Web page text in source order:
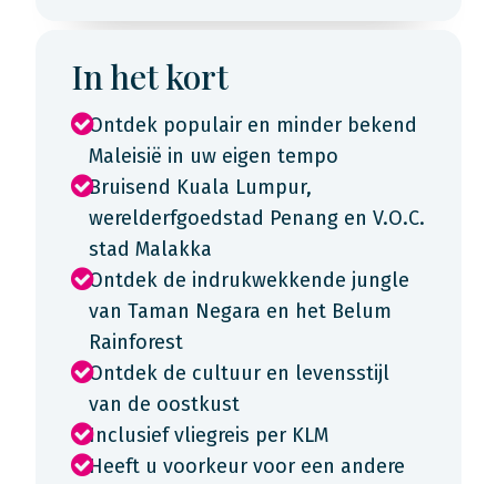
In het kort
Ontdek populair en minder bekend
Maleisië in uw eigen tempo
Bruisend Kuala Lumpur,
werelderfgoedstad Penang en V.O.C.
stad Malakka
Ontdek de indrukwekkende jungle
van Taman Negara en het Belum
Rainforest
Ontdek de cultuur en levensstijl
van de oostkust
Inclusief vliegreis per KLM
Heeft u voorkeur voor een andere